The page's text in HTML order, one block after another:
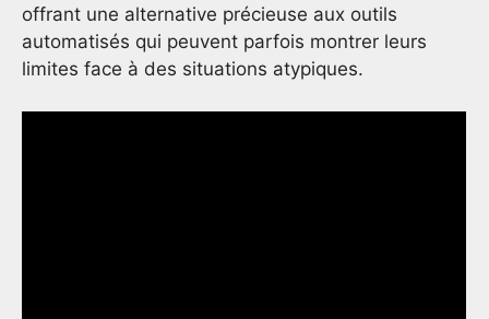
offrant une alternative précieuse aux outils
automatisés qui peuvent parfois montrer leurs
limites face à des situations atypiques.